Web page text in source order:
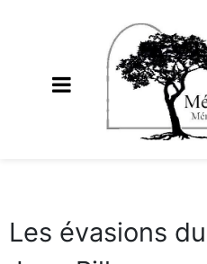
Les évasions